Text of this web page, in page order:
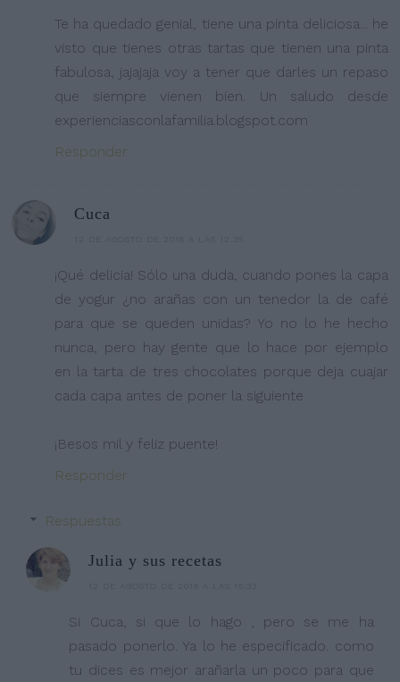
Te ha quedado genial, tiene una pinta deliciosa... he
visto que tienes otras tartas que tienen una pinta
fabulosa, jajajaja voy a tener que darles un repaso
que siempre vienen bien. Un saludo desde
experienciasconlafamilia.blogspot.com
Responder
Cuca
¡Qué delicia! Sólo una duda, cuando pones la capa
de yogur ¿no arañas con un tenedor la de café
para que se queden unidas? Yo no lo he hecho
nunca, pero hay gente que lo hace por ejemplo
en la tarta de tres chocolates porque deja cuajar
cada capa antes de poner la siguiente
¡Besos mil y feliz puente!
Responder
Respuestas
Julia y sus recetas
Si Cuca, si que lo hago , pero se me ha
pasado ponerlo. Ya lo he especificado. como
tu dices es mejor arañarla un poco para que